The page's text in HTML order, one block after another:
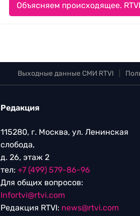
Объясняем происходящее.
Выходные данные СМИ RTVI
Редакция
115280, г. Москва, ул. Ленинская
слобода,
д. 26, этаж 2
тел: +7 (499) 579-86-96
Для общих вопросов:
Infortvi@rtvi.com
Редакция RTVI: news@rtvi.com